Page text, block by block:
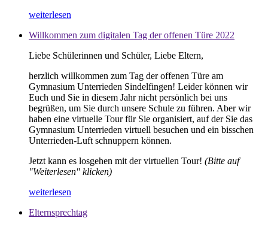
weiterlesen
Willkommen zum digitalen Tag der offenen Türe 2022
Liebe Schülerinnen und Schüler, Liebe Eltern,
herzlich willkommen zum Tag der offenen Türe am
Gymnasium Unterrieden Sindelfingen! Leider können wir
Euch und Sie in diesem Jahr nicht persönlich bei uns
begrüßen, um Sie durch unsere Schule zu führen. Aber wir
haben eine virtuelle Tour für Sie organisiert, auf der Sie das
Gymnasium Unterrieden virtuell besuchen und ein bisschen
Unterrieden-Luft schnuppern können.
Jetzt kann es losgehen mit der virtuellen Tour! (Bitte auf
"Weiterlesen" klicken)
weiterlesen
Elternsprechtag